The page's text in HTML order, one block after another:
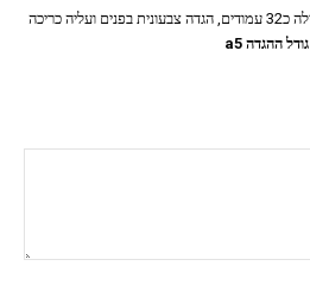
הגדה מלאה לשולחן החג שלכם מכילה כ32 עמודים, הגדה צבעונית בפנים ועליה כריכה
גודל ההגדה a5